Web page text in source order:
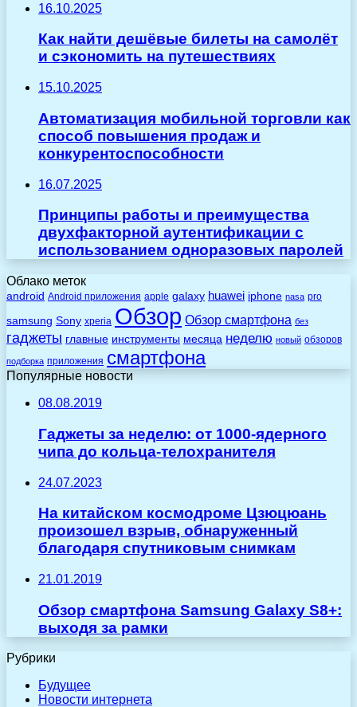
16.10.2025
Как найти дешёвые билеты на самолёт
и сэкономить на путешествиях
15.10.2025
Автоматизация мобильной торговли как
способ повышения продаж и
конкурентоспособности
16.07.2025
Принципы работы и преимущества
двухфакторной аутентификации с
использованием одноразовых паролей
Облако меток
android Android приложения apple galaxy huawei iphone nasa pro
samsung Sony xperia Обзор Обзор смартфона без
гаджеты главные инструменты месяца неделю новый обзоров
подборка приложения смартфона
Популярные новости
08.08.2019
Гаджеты за неделю: от 1000-ядерного
чипа до кольца-телохранителя
24.07.2023
На китайском космодроме Цзюцюань
произошел взрыв, обнаруженный
благодаря спутниковым снимкам
21.01.2019
Обзор смартфона Samsung Galaxy S8+:
выходя за рамки
Рубрики
Будущее
Новости интернета